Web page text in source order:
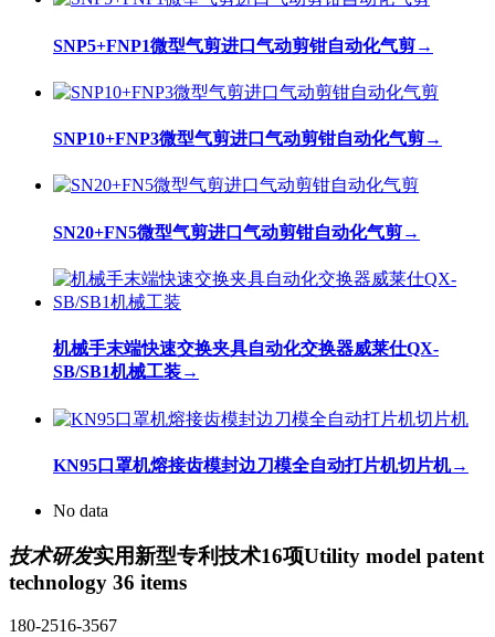
SNP5+FNP1微型气剪进口气动剪钳自动化气剪→
SNP10+FNP3微型气剪进口气动剪钳自动化气剪→
SN20+FN5微型气剪进口气动剪钳自动化气剪→
机械手末端快速交换夹具自动化交换器威莱仕QX-
SB/SB1机械工装→
KN95口罩机熔接齿模封边刀模全自动打片机切片机→
No data
技术研发实用新型专利技术16项Utility model patent
technology 36 items
180-2516-3567